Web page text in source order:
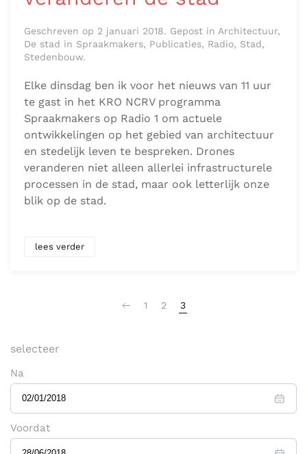
Geschreven op 2 januari 2018. Gepost in Architectuur,
De stad in Spraakmakers, Publicaties, Radio, Stad,
Stedenbouw.
Elke dinsdag ben ik voor het nieuws van 11 uur
te gast in het KRO NCRV programma
Spraakmakers op Radio 1 om actuele
ontwikkelingen op het gebied van architectuur
en stedelijk leven te bespreken. Drones
veranderen niet alleen allerlei infrastructurele
processen in de stad, maar ook letterlijk onze
blik op de stad.
lees verder
1 2 3
selecteer
Na
Voordat